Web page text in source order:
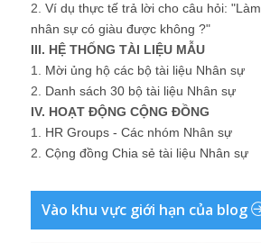
2. Ví dụ thực tế trả lời cho câu hỏi: "Làm
nhân sự có giàu được không ?"
III. HỆ THỐNG TÀI LIỆU MẪU
1. Mời ủng hộ các bộ tài liệu Nhân sự
2. Danh sách 30 bộ tài liệu Nhân sự
IV. HOẠT ĐỘNG CỘNG ĐỒNG
1. HR Groups - Các nhóm Nhân sự
2. Cộng đồng Chia sẻ tài liệu Nhân sự
Vào khu vực giới hạn của blog